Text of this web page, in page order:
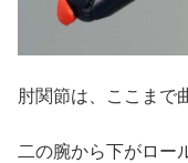
肘関節は、ここまで
二の腕から下がロー